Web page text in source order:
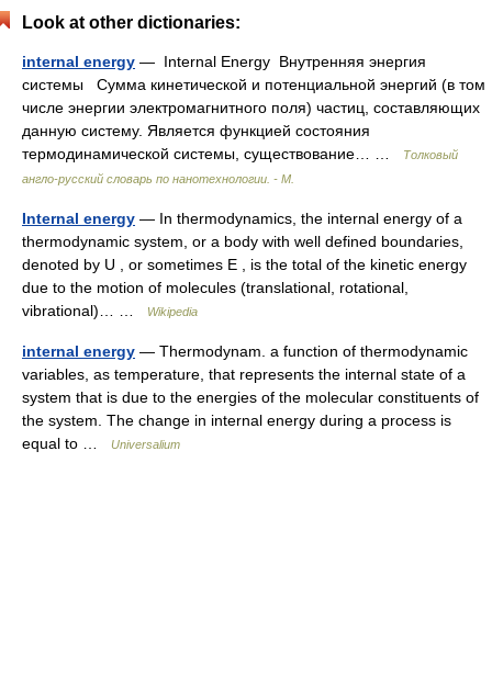
Look at other dictionaries:
internal energy — Internal Energy Внутренняя энергия
системы Сумма кинетической и потенциальной энергий (в том
числе энергии электромагнитного поля) частиц, составляющих
данную систему. Является функцией состояния
термодинамической системы, существование… …
Толковый
англо-русский словарь по нанотехнологии. - М.
Internal energy — In thermodynamics, the internal energy of a
thermodynamic system, or a body with well defined boundaries,
denoted by U , or sometimes E , is the total of the kinetic energy
due to the motion of molecules (translational, rotational,
vibrational)… …
Wikipedia
internal energy — Thermodynam. a function of thermodynamic
variables, as temperature, that represents the internal state of a
system that is due to the energies of the molecular constituents of
the system. The change in internal energy during a process is
equal to …
Universalium